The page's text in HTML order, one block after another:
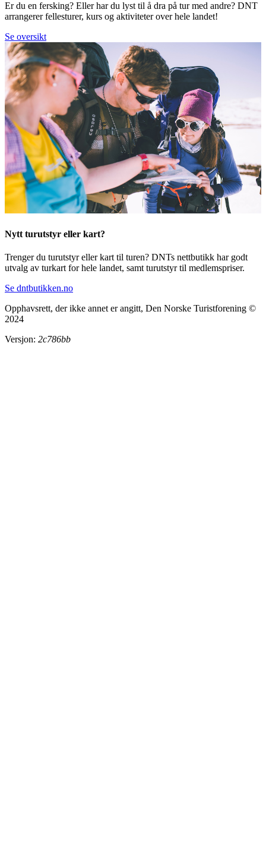
Er du en fersking? Eller har du lyst til å dra på tur med andre? DNT
arrangerer fellesturer, kurs og aktiviteter over hele landet!
Se oversikt
Nytt turutstyr eller kart?
Trenger du turutstyr eller kart til turen? DNTs nettbutikk har godt
utvalg av turkart for hele landet, samt turutstyr til medlemspriser.
Se dntbutikken.no
Opphavsrett, der ikke annet er angitt, Den Norske Turistforening ©
2024
Versjon: 2c786bb